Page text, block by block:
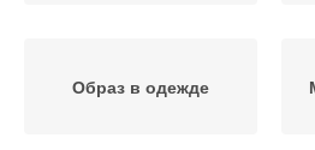
Образ в одежде